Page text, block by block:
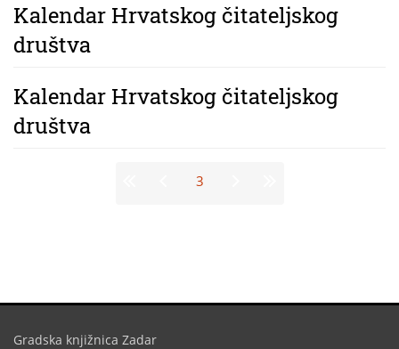
Kalendar Hrvatskog čitateljskog
društva
Kalendar Hrvatskog čitateljskog
društva
3
Gradska knjižnica Zadar